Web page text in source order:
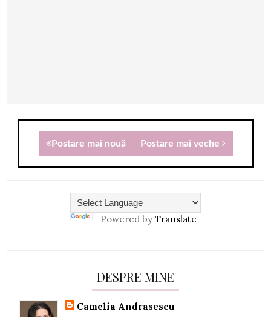
Postare mai nouă Postare mai veche
Powered by Translate
DESPRE MINE
Camelia Andrasescu